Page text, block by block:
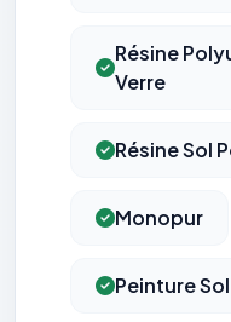
Résine
Verre
Résine Sol
Monopur
Peinture